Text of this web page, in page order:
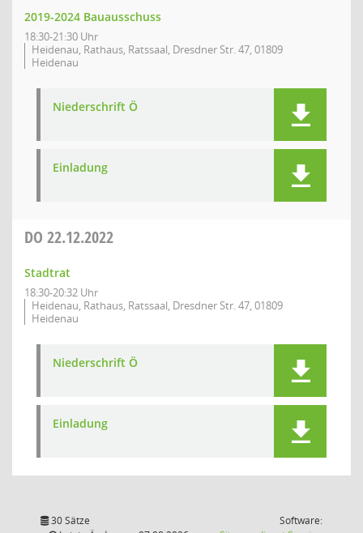
2019-2024 Bauausschuss
18:30-21:30 Uhr
Heidenau, Rathaus, Ratssaal, Dresdner Str. 47, 01809
Heidenau
Niederschrift Ö
Einladung
DO 22.12.2022
Stadtrat
18:30-20:32 Uhr
Heidenau, Rathaus, Ratssaal, Dresdner Str. 47, 01809
Heidenau
Niederschrift Ö
Einladung
30 Sätze
Software: